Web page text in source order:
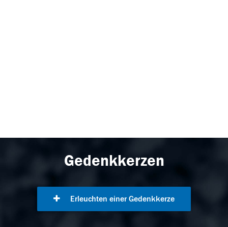
Gedenkkerzen
Erleuchten einer Gedenkkerze